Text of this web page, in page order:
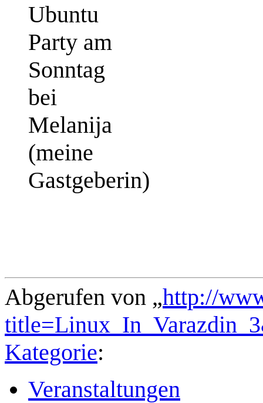
Ubuntu
Party am
Sonntag
bei
Melanija
(meine
Gastgeberin)
Abgerufen von „http://
Kategorie:
Veranstaltungen